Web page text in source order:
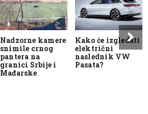
Nadzorne kamere
snimile crnog
pantera na
granici Srbije i
Mađarske
Kako će izgledati
električni
naslednik VW
Pasata?